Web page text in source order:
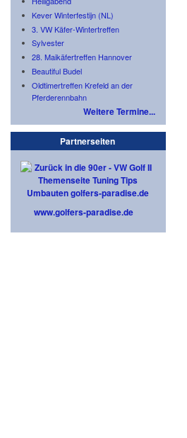
Kever Winterfestijn (NL)
3. VW Käfer-Wintertreffen
Sylvester
28. Maikäfertreffen Hannover
Beautiful Budel
Oldtimertreffen Krefeld an der
Pferderennbahn
Weitere Termine...
Partnerseiten
www.golfers-paradise.de